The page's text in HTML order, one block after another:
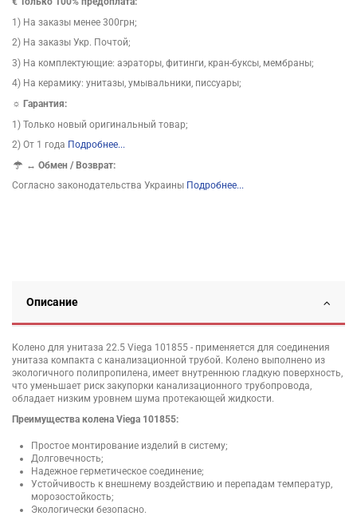
1) На заказы менее 300грн;
2) На заказы Укр. Почтой;
3) На комплектующие: аэраторы, фитинги, кран-буксы, мембраны;
4) На керамику: унитазы, умывальники, писсуары;
☼ Гарантия:
1) Только новый оригинальный товар;
2) От 1 года Подробнее...
↔Обмен / Возврат:
Согласно законодательства Украины Подробнее...
Описание
Колено для унитаза 22.5 Viega 101855 - применяется для соединения
унитаза компакта с канализационной трубой. Колено выполнено из
экологичного полипропилена, имеет внутреннюю гладкую поверхность,
что уменьшает риск закупорки канализационного трубопровода,
обладает низким уровнем шума протекающей жидкости.
Преимущества колена Viega 101855:
Простое монтирование изделий в систему;
Долговечность;
Надежное герметическое соединение;
Устойчивость к внешнему воздействию и перепадам температур,
морозостойкость;
Экологически безопасно.